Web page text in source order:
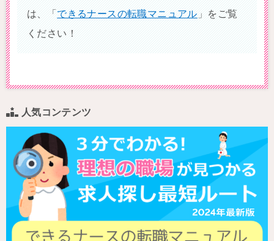
は、「できるナースの転職マニュアル 」をご覧
ください！
人気コンテンツ